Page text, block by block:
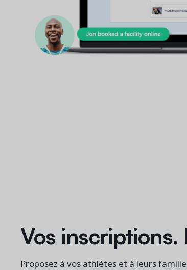
Vos inscriptions.
Proposez à vos athlètes et à leurs